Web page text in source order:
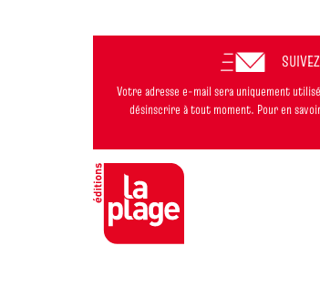
Votre adresse e-mail sera uniquement
désinscrire à tout moment. Pour en